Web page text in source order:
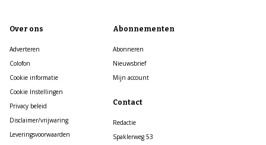
Over ons
Adverteren
Colofon
Cookie informatie
Cookie Instellingen
Privacy beleid
Disclaimer/vrijwaring
Leveringsvoorwaarden
Abonnementen
Abonneren
Nieuwsbrief
Mijn account
Contact
Redactie
Spaklerweg 53